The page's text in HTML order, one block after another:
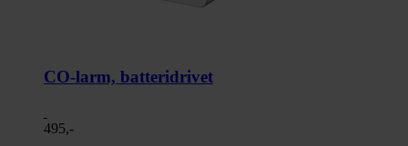
CO-larm, batteridrivet
495,-